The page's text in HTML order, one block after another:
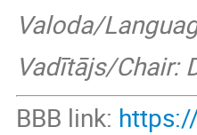
Valoda/
Vadītājs/Chair:
BBB link: